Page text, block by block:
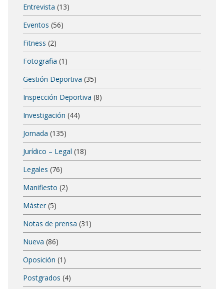
Entrevista (13)
Eventos (56)
Fitness (2)
Fotografia (1)
Gestión Deportiva (35)
Inspección Deportiva (8)
Investigación (44)
Jornada (135)
Jurídico – Legal (18)
Legales (76)
Manifiesto (2)
Máster (5)
Notas de prensa (31)
Nueva (86)
Oposición (1)
Postgrados (4)